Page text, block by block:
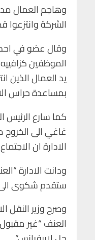
وهاجم العمال
الشركة وانتزعوا
وقال عضو في احد
الموظفين
يد العمال الذين
بمساعدة حراس
كما سارع الرئيس
غاغي الى
الادارة ان
ودانت الادارة
ستقدم شكوى
وصرح وزير النقل
العنف “غير